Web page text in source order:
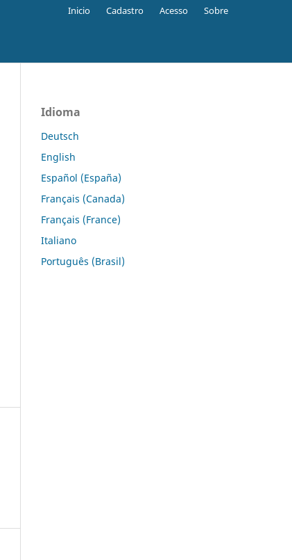
Inicio Cadastro Acesso Sobre
Idioma
Deutsch
English
Español (España)
Français (Canada)
Français (France)
Italiano
Português (Brasil)